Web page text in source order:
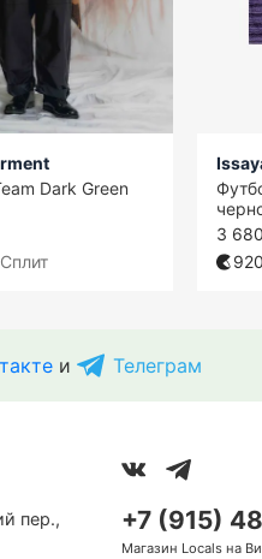
Dark Green
3
и Телеграм
пер.,
+7 (915)
Магазин Locals на